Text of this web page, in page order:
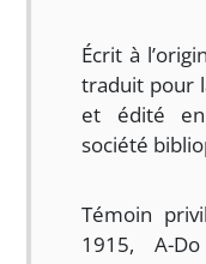
Écrit à
traduit pour
et édité
société
Témoin
1915, A-